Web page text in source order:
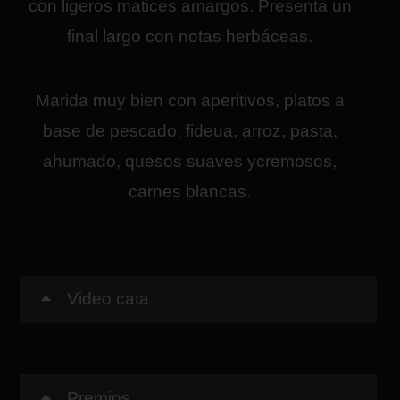
con ligeros matices amargos. Presenta un
final largo con notas herbáceas.
Marida muy bien con aperitivos, platos a
base de pescado, fideua, arroz, pasta,
ahumado, quesos suaves ycremosos,
carnes blancas.
Video cata